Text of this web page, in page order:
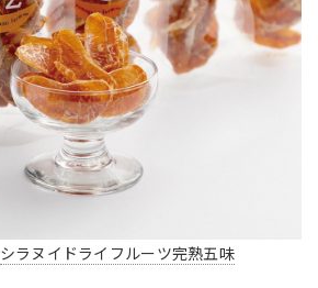
シラヌイドライフルーツ完熟五味